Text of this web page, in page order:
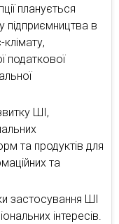
планується
підприємництва в
податкової
ШІ,
та продуктів для
та
застосування ШІ
інтересів.